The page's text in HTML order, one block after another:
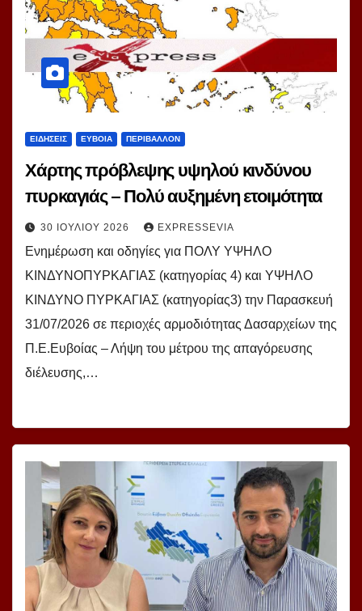
ΕΙΔΗΣΕΙΣ ΕΥΒΟΙΑ ΠΕΡΙΒΑΛΛΟΝ
Χάρτης πρόβλεψης υψηλού κινδύνου
πυρκαγιάς – Πολύ αυξημένη ετοιμότητα
30 ΙΟΥΛΊΟΥ 2026 EXPRESSEVIA
Ενημέρωση και οδηγίες για ΠΟΛΥ ΥΨΗΛΟ
ΚΙΝΔΥΝΟΠΥΡΚΑΓΙΑΣ (κατηγορίας 4) και ΥΨΗΛΟ
ΚΙΝΔΥΝΟ ΠΥΡΚΑΓΙΑΣ (κατηγορίας3) την Παρασκευή
31/07/2026 σε περιοχές αρμοδιότητας Δασαρχείων της
Π.Ε.Ευβοίας – Λήψη του μέτρου της απαγόρευσης
διέλευσης,…